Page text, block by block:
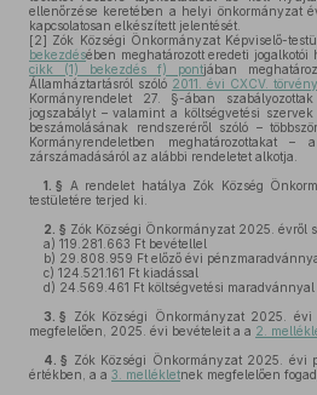
ellenőrzése keretében a helyi önkormányzat
kapcsolatosan elkészített jelentését.
[2] Zók Községi Önkormányzat Képviselő-
bekezdésében meghatározott eredeti jogalkotói
cikk (1) bekezdés f) pontjában
Államháztartásról szóló 2011. évi CXCV.
Kormányrendelet 27. §-ában
jogszabályt – valamint a költségvetési szervek
beszámolásának rendszeréről szóló –
Kormányrendeletben meghatározottakat
zárszámadásáról az alábbi rendeletet alkotja.
1. § A rendelet hatálya Zók Község
testületére terjed ki.
2. § Zók Községi Önkormányzat 2025. évről
a) 119.281.663 Ft bevétellel
b) 29.808.959 Ft előző évi
c) 124.521.161 Ft kiadással
d) 24.569.461 Ft költségvetési maradvánnyal
3. § Zók Községi Önkormányzat 2025.
megfelelően, 2025. évi bevételeit a a 2.
4. § Zók Községi Önkormányzat 2025. évi
értékben, a a 3. mellékletnek megfelelően